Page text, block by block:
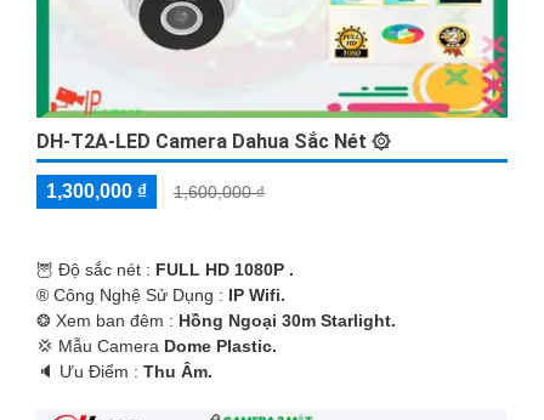
DH-T2A-LED Camera Dahua Sắc Nét ۞
1,300,000 ₫ 1,600,000 ₫
🦉 Độ sắc nét : FULL HD 1080P .
®️ Công Nghệ Sử Dụng : IP Wifi.
❂ Xem ban đêm : Hồng Ngoại 30m Starlight.
💢 Mẫu Camera Dome Plastic.
️🔈 Ưu Điểm : Thu Âm.